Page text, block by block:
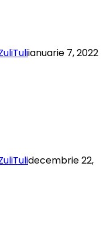
ianuarie 7, 2022
decembrie 22,